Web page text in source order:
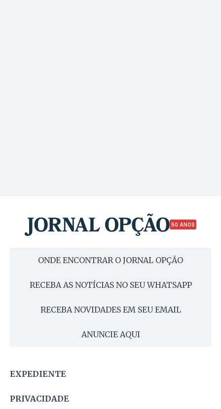
50 ANOS
ONDE ENCONTRAR O JORNAL OPÇÃO
RECEBA AS NOTÍCIAS NO SEU WHATSAPP
RECEBA NOVIDADES EM SEU EMAIL
ANUNCIE AQUI
EXPEDIENTE
PRIVACIDADE